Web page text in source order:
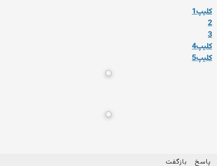
کلیپ1
2
3
کلیپ4
کلیپ5
پاسخ بازگفت